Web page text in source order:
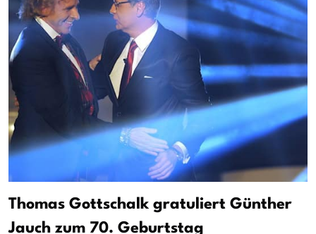
Thomas Gottschalk gratuliert Günther
Jauch zum 70. Geburtstag